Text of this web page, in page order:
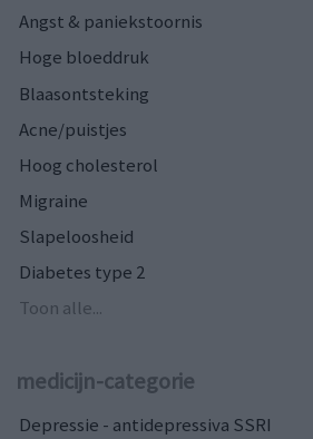
Angst & paniekstoornis
Hoge bloeddruk
Blaasontsteking
Acne/puistjes
Hoog cholesterol
Migraine
Slapeloosheid
Diabetes type 2
Toon alle...
medicijn-categorie
Depressie - antidepressiva SSRI